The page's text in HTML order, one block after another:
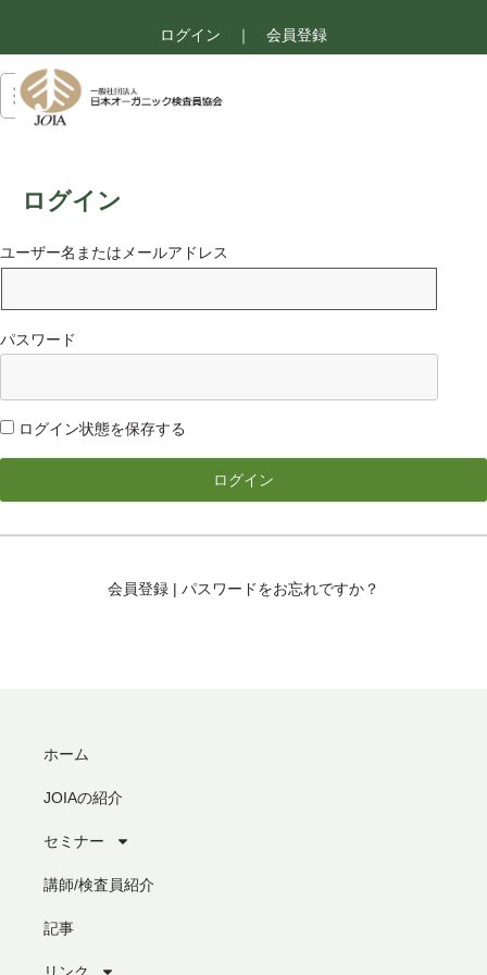
ログイン ｜ 会員登録
ログイン
ユーザー名またはメールアドレス
パスワード
ログイン状態を保存する
会員登録 | パスワードをお忘れですか？
ホーム
JOIAの紹介
セミナー
講師/検査員紹介
記事